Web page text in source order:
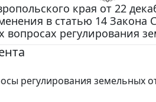
края от 22
в статью 14 Закона
вопросах регулирования
регулирования земельных